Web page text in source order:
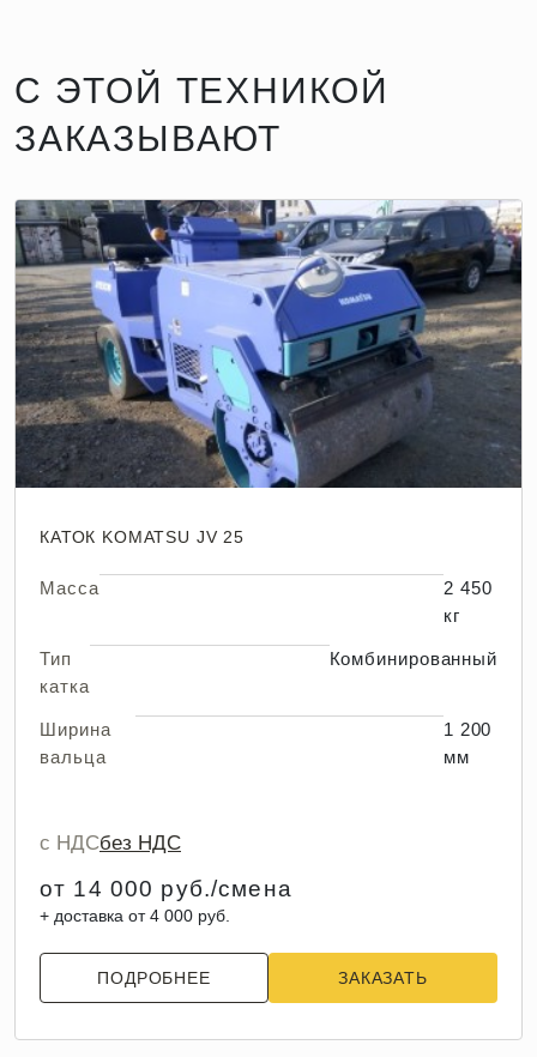
С ЭТОЙ ТЕХНИКОЙ
ЗАКАЗЫВАЮТ
КАТОК KOMATSU JV 25
Масса
2 450
кг
Тип
катка
Комбинированный
Ширина
вальца
1 200
мм
с НДСбез НДС
от 14 000 руб./смена
+ доставка от 4 000 руб.
ПОДРОБНЕЕ ЗАКАЗАТЬ